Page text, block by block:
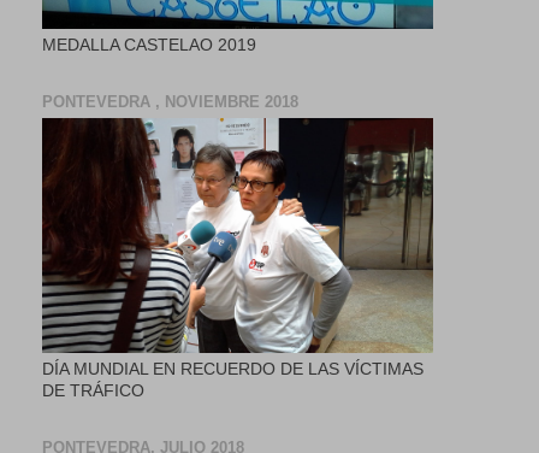
MEDALLA CASTELAO 2019
PONTEVEDRA , NOVIEMBRE 2018
DÍA MUNDIAL EN RECUERDO DE LAS VÍCTIMAS
DE TRÁFICO
PONTEVEDRA, JULIO 2018